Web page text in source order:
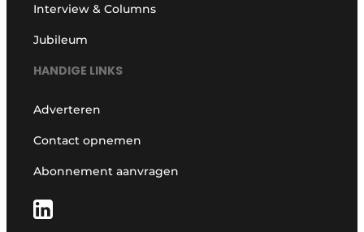
Interview & Columns
Jubileum
HANDIGE LINKS
Adverteren
Contact opnemen
Abonnement aanvragen